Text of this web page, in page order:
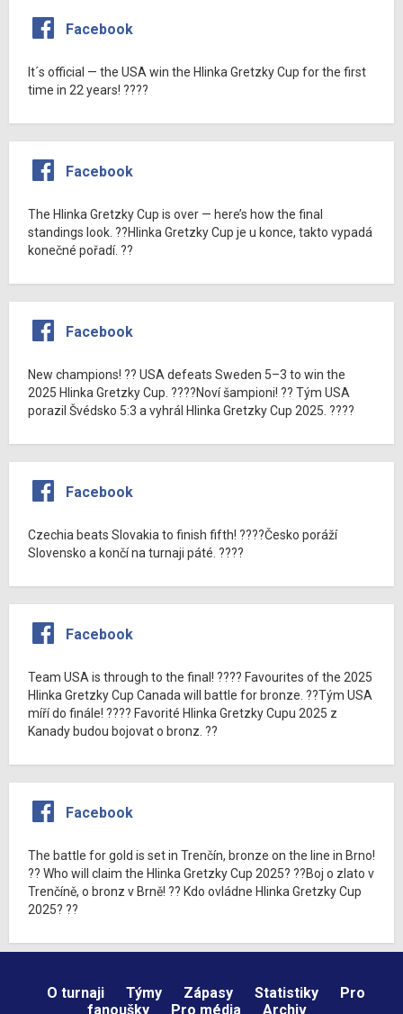
Facebook
It´s official — the USA win the Hlinka Gretzky Cup for the first
time in 22 years! ????
Facebook
The Hlinka Gretzky Cup is over — here’s how the final
standings look. ??Hlinka Gretzky Cup je u konce, takto vypadá
konečné pořadí. ??
Facebook
New champions! ?? USA defeats Sweden 5–3 to win the
2025 Hlinka Gretzky Cup. ????Noví šampioni! ?? Tým USA
porazil Švédsko 5:3 a vyhrál Hlinka Gretzky Cup 2025. ????
Facebook
Czechia beats Slovakia to finish fifth! ????Česko poráží
Slovensko a končí na turnaji páté. ????
Facebook
Team USA is through to the final! ???? Favourites of the 2025
Hlinka Gretzky Cup Canada will battle for bronze. ??Tým USA
míří do finále! ???? Favorité Hlinka Gretzky Cupu 2025 z
Kanady budou bojovat o bronz. ??
Facebook
The battle for gold is set in Trenčín, bronze on the line in Brno!
?? Who will claim the Hlinka Gretzky Cup 2025? ??Boj o zlato v
Trenčíně, o bronz v Brně! ?? Kdo ovládne Hlinka Gretzky Cup
2025? ??
O turnaji Týmy Zápasy Statistiky
Pro
fanoušky
Pro média Archiv